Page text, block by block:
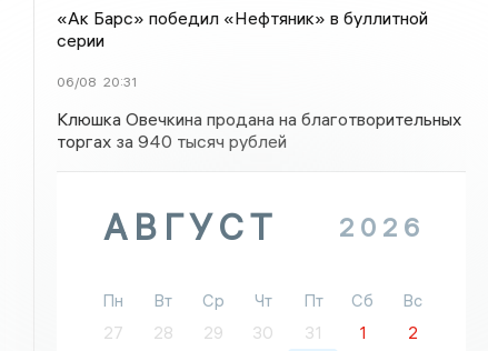
«Ак Барс» победил «Нефтяник» в буллитной
серии
06/08 20:31
Клюшка Овечкина продана на благотворительных
торгах за 940 тысяч рублей
АВГУСТ 2026
Пн Вт Ср Чт Пт Сб
Вс
27
28 29 30 31 1
2